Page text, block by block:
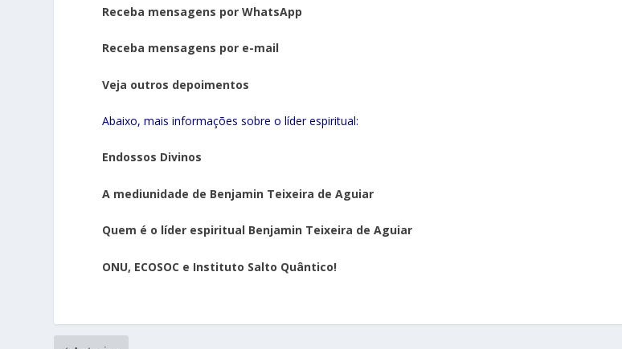
Receba mensagens por WhatsApp
Receba mensagens por e-mail
Veja outros depoimentos
Abaixo, mais informações sobre o líder espiritual:
Endossos Divinos
A mediunidade de Benjamin Teixeira de Aguiar
Quem é o líder espiritual Benjamin Teixeira de Aguiar
ONU, ECOSOC e Instituto Salto Quântico!